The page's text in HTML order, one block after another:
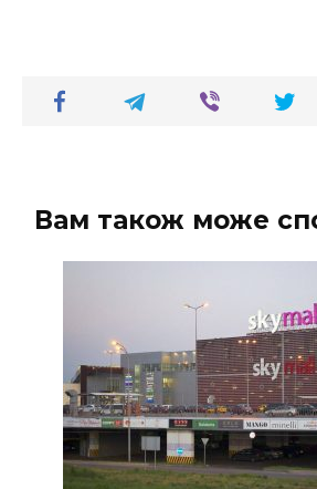
Вам також може